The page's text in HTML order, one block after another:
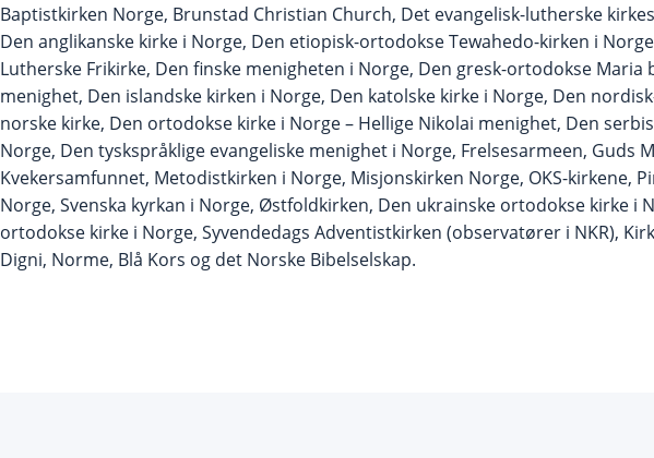
Baptistkirken Norge, Brunstad Christian Church, Det evangelisk-lutherske
Den anglikanske kirke i Norge, Den etiopisk-ortodokse Tewahedo-kirken i
Lutherske Frikirke, Den finske menigheten i Norge, Den gresk-ortodokse Maria
menighet, Den islandske kirken i Norge, Den katolske kirke i Norge, Den
norske kirke, Den ortodokse kirke i Norge – Hellige Nikolai menighet, Den
Norge, Den tyskspråklige evangeliske menighet i Norge, Frelsesarmeen, Guds
Kvekersamfunnet, Metodistkirken i Norge, Misjonskirken Norge, OKS-kirkene,
Norge, Svenska kyrkan i Norge, Østfoldkirken, Den ukrainske ortodokse kirke i
ortodokse kirke i Norge, Syvendedags Adventistkirken (observatører i NKR),
Digni, Norme, Blå Kors og det Norske Bibelselskap.